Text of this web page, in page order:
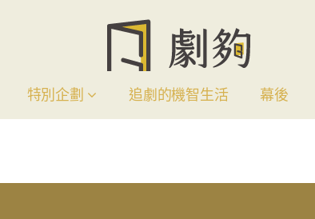
特別企劃 追劇的機智生活 幕後